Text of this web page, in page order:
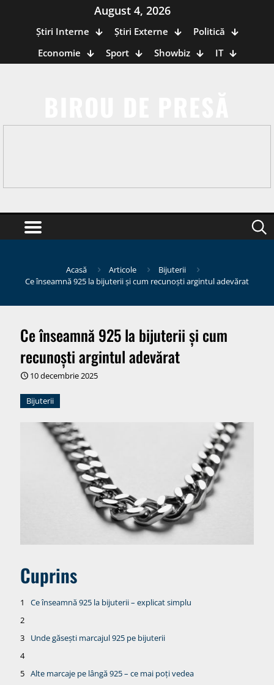
August 4, 2026
Știri Interne Știri Externe
Politică
Economie
Sport Showbiz IT
Acasă Articole
Bijuterii
Ce înseamnă 925 la bijuterii și cum recunoști argintul adevărat
Ce înseamnă 925 la bijuterii și cum
recunoști argintul adevărat
10 decembrie 2025
Bijuterii
Cuprins
Ce înseamnă 925 la bijuterii – explicat simplu
Unde găsești marcajul 925 pe bijuterii
Alte marcaje pe lângă 925 – ce mai poți vedea